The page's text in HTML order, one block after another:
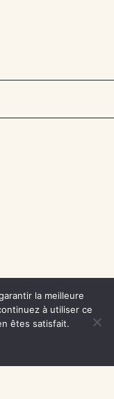
la meilleure
à utiliser ce
êtes satisfait.